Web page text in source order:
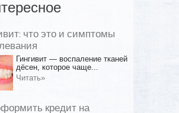
что это и симптомы
Гингивит — воспаление тканей
дёсен, которое чаще...
Читать»
кредит на